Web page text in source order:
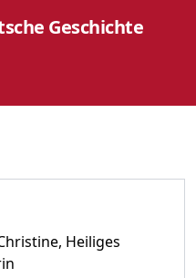
Geschichte
Heiliges